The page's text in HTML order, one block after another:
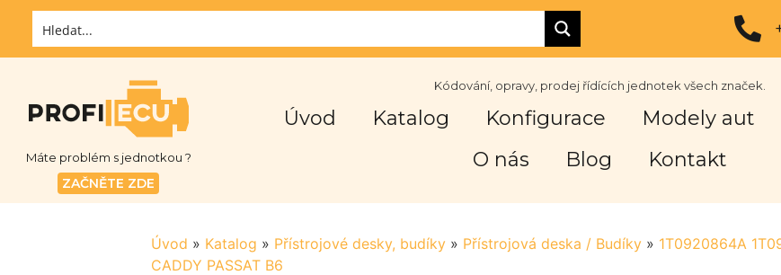
Máte problém s jednotkou ?
ZAČNĚTE ZDE
Kódování, opravy, prodej řídících jednotek všech značek.
Úvod Katalog Konfigurace Modely aut
O nás
Blog Kontakt
Úvod » Katalog » Přístrojové desky, budíky » Přístrojová deska / Budíky » 1T0920864A
CADDY PASSAT B6